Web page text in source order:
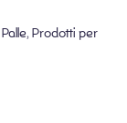
Palle, Prodotti per